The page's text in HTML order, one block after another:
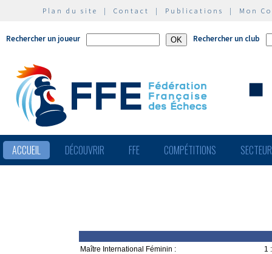
Plan du site | Contact | Publications | Mon
Rechercher un joueur Rechercher un club
ACCUEIL DÉCOUVRIR FFE COMPÉTITIONS
Maître International Féminin :
1 :